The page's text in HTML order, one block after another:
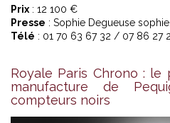
Prix: 12 100 €
Presse : Sophie Degueuse
Télé : 01 70 63 67 32 / 07 86 27
Royale Paris Chrono :
manufacture de
compteurs noirs